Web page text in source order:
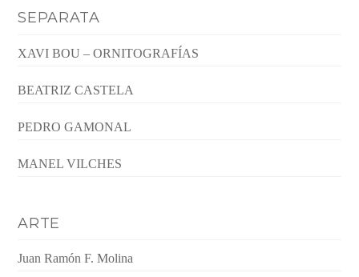
SEPARATA
XAVI BOU – ORNITOGRAFÍAS
BEATRIZ CASTELA
PEDRO GAMONAL
MANEL VILCHES
ARTE
Juan Ramón F. Molina